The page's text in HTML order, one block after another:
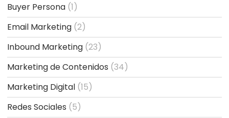
Buyer Persona (1)
Email Marketing (2)
Inbound Marketing (23)
Marketing de Contenidos (34)
Marketing Digital (15)
Redes Sociales (5)